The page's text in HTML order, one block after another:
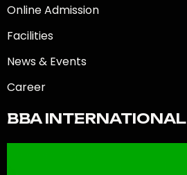
Online Admission
Facilities
News & Events
Career
BBA INTERNATIONAL